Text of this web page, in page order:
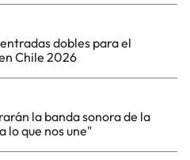
dobles para el
Chile 2026
la banda sonora de la
lo que nos une"